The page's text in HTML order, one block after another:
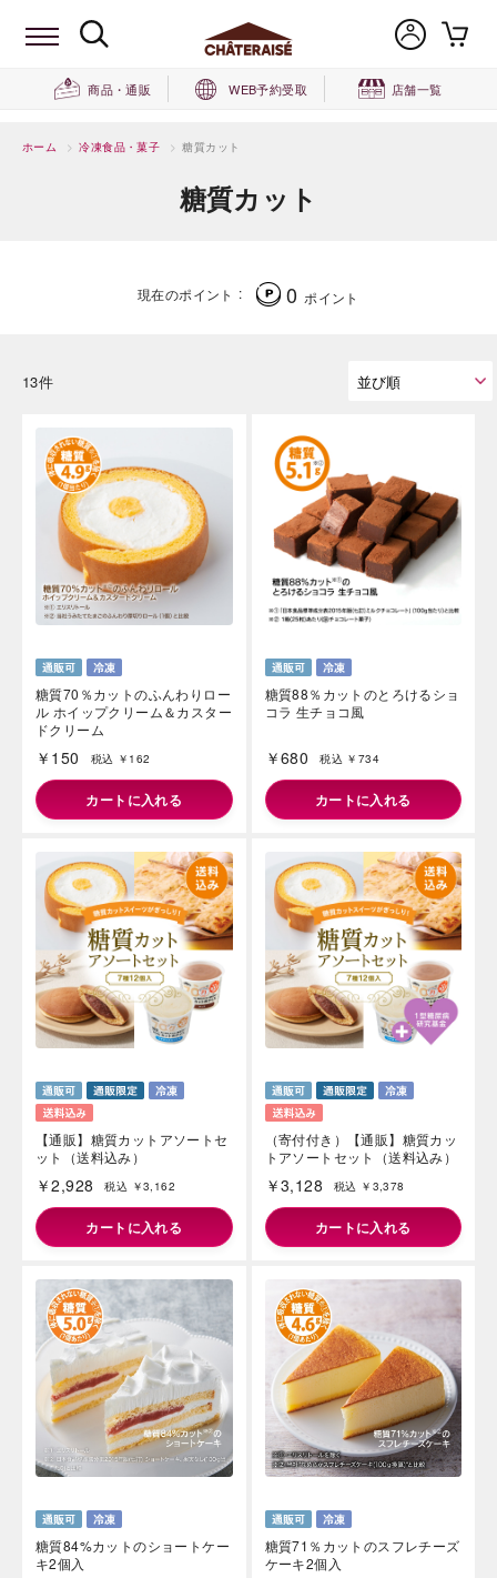
商品・通販 WEB予約受取 店舗一覧
ホーム > 冷凍食品・菓子 > 糖質カット
糖質カット
現在のポイント 0 ポイント
13件
糖質70％カットのふんわりロー
ル ホイップクリーム＆カスター
ドクリーム
￥150 税込 ￥162
カートに入れる
糖質88％カットのとろけるショ
コラ 生チョコ風
￥680 税込 ￥734
カートに入れる
【通販】糖質カットアソートセ
ット（送料込み）
￥2,928 税込 ￥3,162
カートに入れる
（寄付付き）【通販】糖質カッ
トアソートセット（送料込み）
￥3,128 税込 ￥3,378
カートに入れる
糖質84%カットのショートケー
キ2個入
糖質71％カットのスフレチーズ
ケーキ2個入